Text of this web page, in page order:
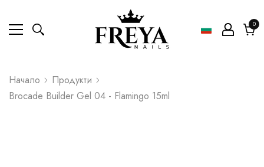
00
Начало
Продукти
Brocade Builder Gel 04 - Flamingo 15ml